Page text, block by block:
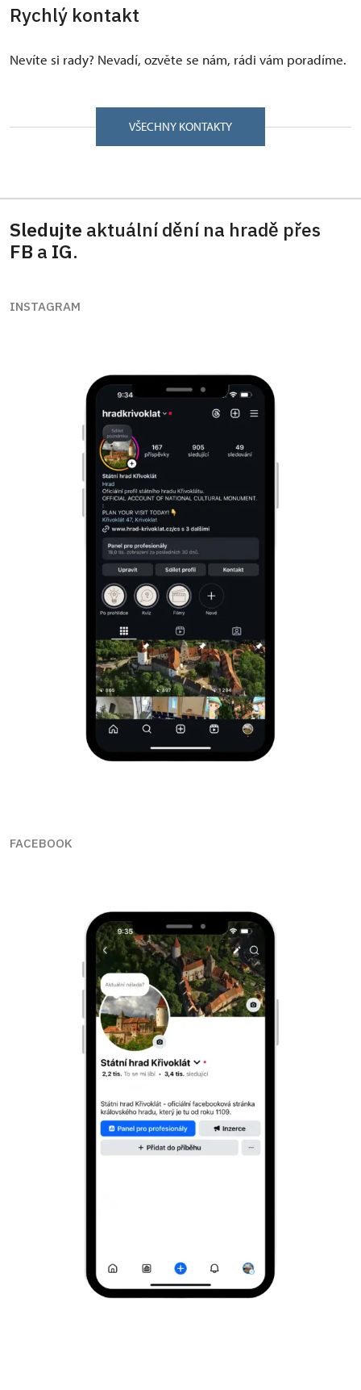
Rychlý kontakt
Nevíte si rady? Nevadí, ozvěte se nám, rádi vám poradíme.
VŠECHNY KONTAKTY
Sledujte aktuální dění na hradě přes
FB a IG.
INSTAGRAM
FACEBOOK